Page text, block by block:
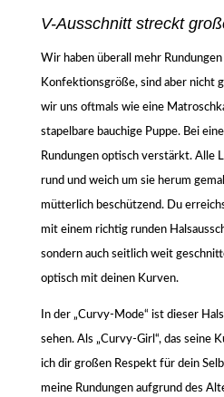
V-Ausschnitt streckt
Wir haben überall mehr
Konfektionsgröße, sind aber nicht
wir uns oftmals wie eine
stapelbare bauchige Puppe. Bei
Rundungen optisch verstärkt. Alle
rund und weich um sie herum
mütterlich beschützend. Du
mit einem richtig runden
sondern auch seitlich weit
optisch mit deinen Kurven.
In der „Curvy-Mode“ ist dieser
sehen. Als „Curvy-Girl“, das seine
ich dir großen Respekt für dein
meine Rundungen aufgrund des